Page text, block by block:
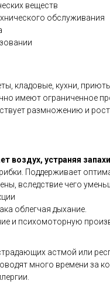
веществ
обслуживания
кладовые, кухни,
имеют ограниченное
размножению и
воздух, устраняя
Поддерживает
вследствие чего
облегчая дыхание.
и психомоторную
астмой или
много времени за